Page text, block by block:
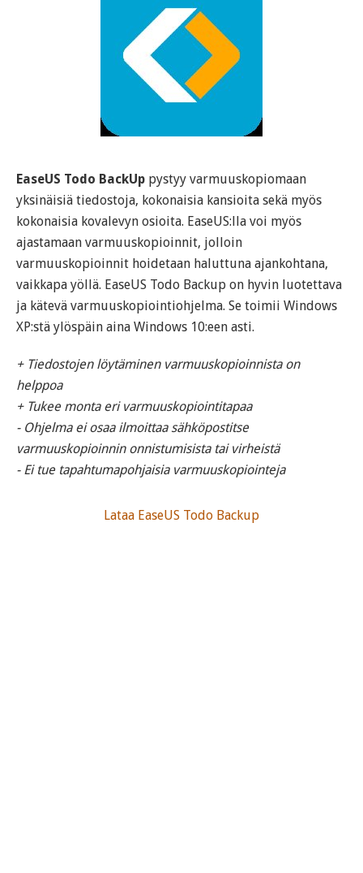
EaseUS Todo BackUp pystyy varmuuskopiomaan
yksinäisiä tiedostoja, kokonaisia kansioita sekä myös
kokonaisia kovalevyn osioita. EaseUS:lla voi myös
ajastamaan varmuuskopioinnit, jolloin
varmuuskopioinnit hoidetaan haluttuna ajankohtana,
vaikkapa yöllä. EaseUS Todo Backup on hyvin luotettava
ja kätevä varmuuskopiointiohjelma. Se toimii Windows
XP:stä ylöspäin aina Windows 10:een asti.
+ Tiedostojen löytäminen varmuuskopioinnista on
helppoa
+ Tukee monta eri varmuuskopiointitapaa
- Ohjelma ei osaa ilmoittaa sähköpostitse
varmuuskopioinnin onnistumisista tai virheistä
- Ei tue tapahtumapohjaisia varmuuskopiointeja
Lataa EaseUS Todo Backup